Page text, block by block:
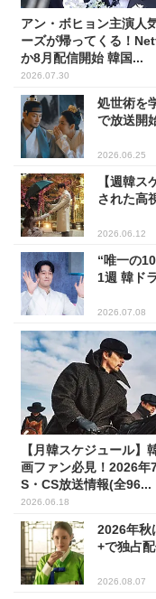
アン・ボヒョン主演人
ーズが帰ってくる！
か8月配信開始 韓国...
2026.07.30
処世術を
で放送開
2026.06.25
【週韓
された高
2026.06.12
“唯一の
1週 韓ド
2026.07.08
【月韓スケジュール】
画ファン必見！2026年
S・CS放送情報(全96...
2026.06.18
2026年
+で独占
2026.08.07